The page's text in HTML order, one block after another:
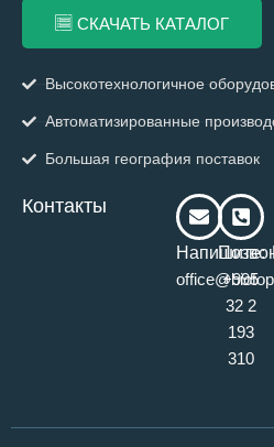
b
o
k
t
a
r
m
СКАЧАТЬ КАТАЛОГ
Высокотехнологичное
Автоматизированные
Большая география поставок
Контакты
Напишите:
+995
32 2
193
310